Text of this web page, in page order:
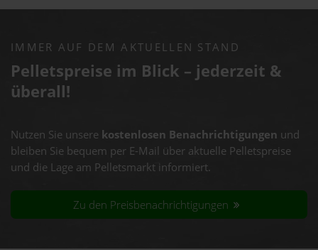
IMMER AUF DEM AKTUELLEN STAND
Pelletspreise im Blick – jederzeit &
überall!
Nutzen Sie unsere kostenlosen Benachrichtigungen und
bleiben Sie bequem per E-Mail über aktuelle Pelletspreise
und die Lage am Pelletsmarkt informiert.
Zu den Preisbenachrichtigungen